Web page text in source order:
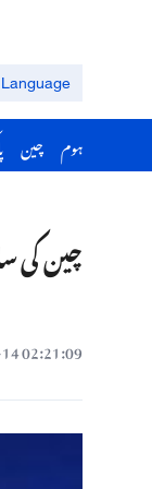
Language
ہوم چین
چین کی
02:21:09 2024-09-14